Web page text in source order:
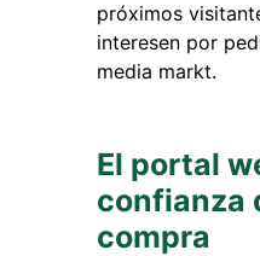
próximos
interesen por
media markt.
El portal
confianza
compra